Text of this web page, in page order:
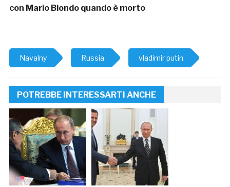
con Mario Biondo quando è morto
Navalny Russia vladimir putin
POTREBBE INTERESSARTI ANCHE